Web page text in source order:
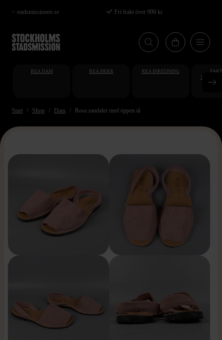
Hoppa
till
huvudinnehåll
< stadsmissionen.se Fri frakt över 990 kr
REA DAM REA HERR REA INREDNING
Start Shop Dam Rosa sandaler med öppen tå